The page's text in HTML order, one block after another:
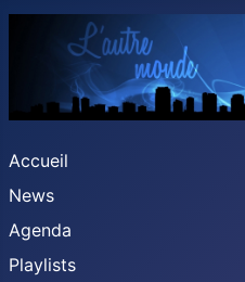
Accueil
News
Agenda
Playlists